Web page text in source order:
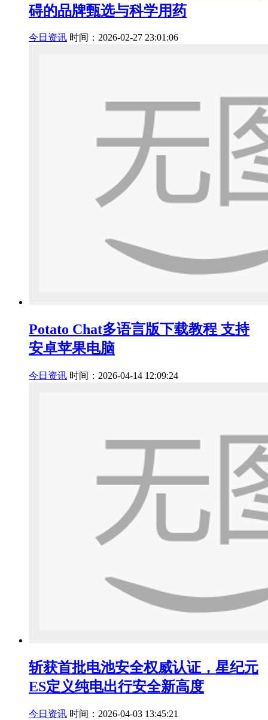
碍的品牌甄选与科学用药
今日资讯 时间：2026-02-27 23:01:06
Potato Chat多语言版下载教程 支持
安卓苹果电脑
今日资讯 时间：2026-04-14 12:09:24
斩获首批电池安全权威认证，星纪元
ES定义纯电出行安全新高度
今日资讯 时间：2026-04-03 13:45:21